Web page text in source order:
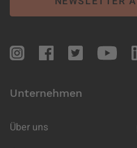
Unternehmen
Über uns